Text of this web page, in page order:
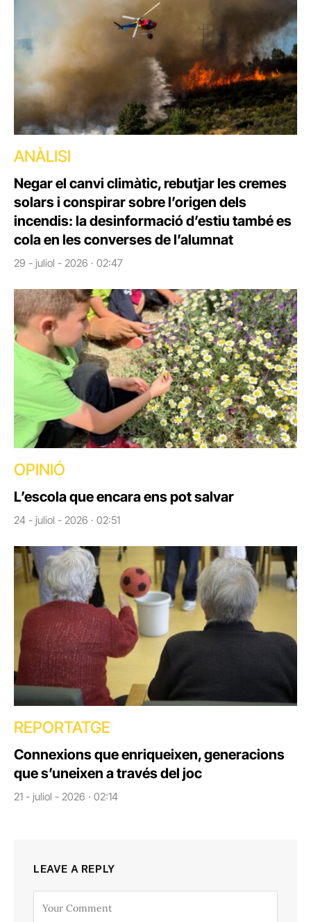
ANÀLISI
Negar el canvi climàtic, rebutjar les cremes
solars i conspirar sobre l’origen dels
incendis: la desinformació d’estiu també es
cola en les converses de l’alumnat
29 - juliol - 2026 · 02:47
OPINIÓ
L’escola que encara ens pot salvar
24 - juliol - 2026 · 02:51
REPORTATGE
Connexions que enriqueixen, generacions
que s’uneixen a través del joc
21 - juliol - 2026 · 02:14
LEAVE A REPLY